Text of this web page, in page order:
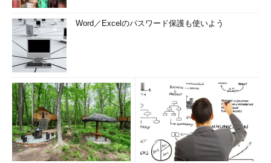
Word／Excelのパスワード保護も使いよう